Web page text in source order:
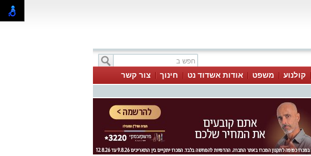
קולנוע משפט אודות אשדוד נט חינוך צור קשר